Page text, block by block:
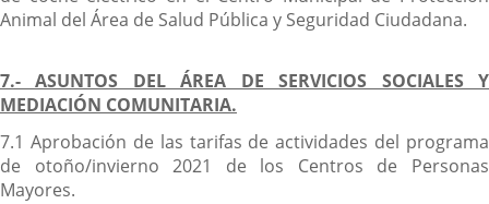
Animal del Área de Salud Pública y Seguridad Ciudadana.
7.- ASUNTOS DEL ÁREA DE SERVICIOS SOCIALES Y
MEDIACIÓN COMUNITARIA.
7.1 Aprobación de las tarifas de actividades del programa
de otoño/invierno 2021 de los Centros de Personas
Mayores.